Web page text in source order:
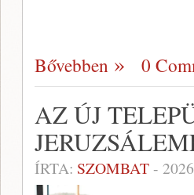
Bővebben 0
AZ ÚJ
ÍRTA: SZOMBAT-